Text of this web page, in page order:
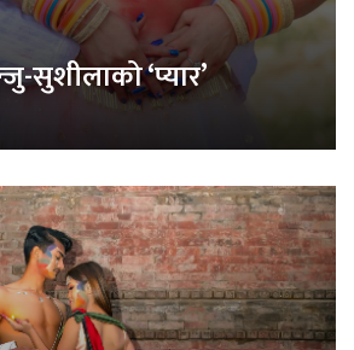
सुशीलाको ‘प्यार’